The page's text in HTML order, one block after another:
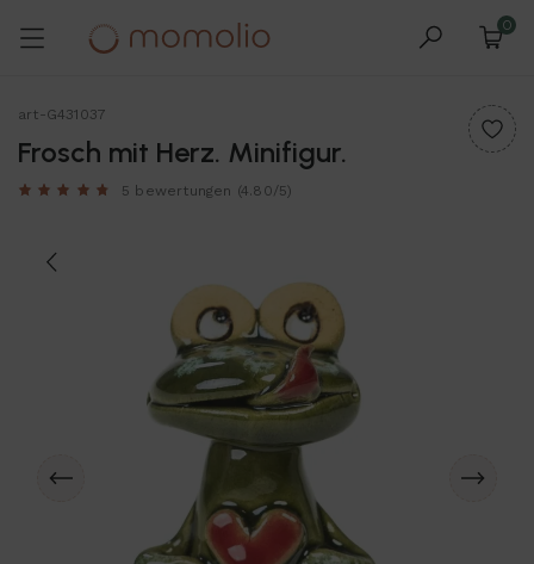
0
art-G431037
Frosch mit Herz. Minifigur.
5 bewertungen (4.80/5)